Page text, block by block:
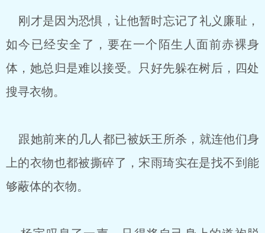
刚才是因为恐惧，让他暂时忘记了礼义廉耻，
如今已经安全了，要在一个陌生人面前赤裸身
体，她总归是难以接受。只好先躲在树后，四处
搜寻衣物。
跟她前来的几人都已被妖王所杀，就连他们身
上的衣物也都被撕碎了，宋雨琦实在是找不到能
够蔽体的衣物。